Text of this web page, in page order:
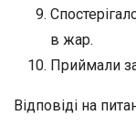
в жар.
Приймали
Відповіді на